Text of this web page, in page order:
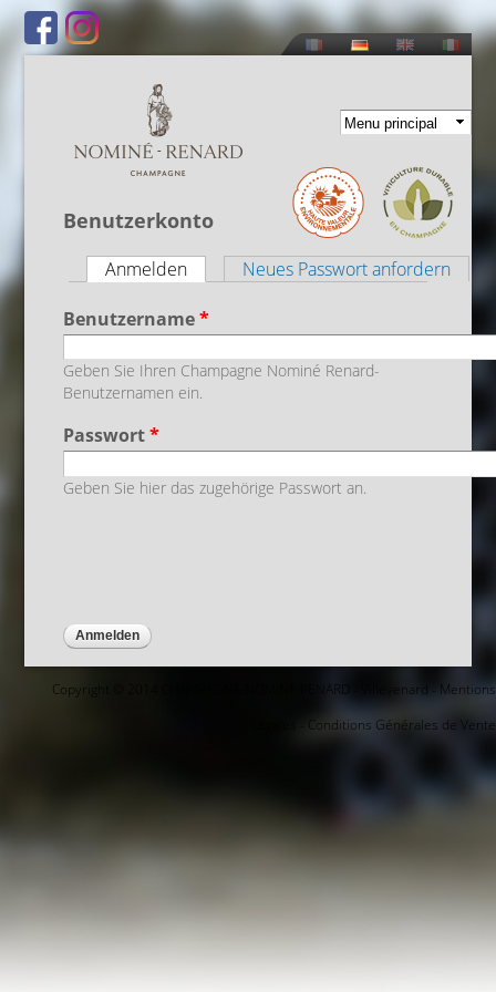
Inhalt
Benutzerkonto
Haupt-Reiter
Anmelden (aktiver Reiter)
Neues Passwort anfordern
Benutzername*
Geben Sie Ihren Champagne Nominé Renard-
Benutzernamen ein.
Passwort*
Geben Sie hier das zugehörige Passwort an.
Copyright © 2014 CHAMPAGNE NOMINE RENARD - Villevenard -
Mentions
Conditions Générales de Vente